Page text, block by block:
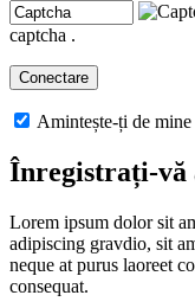
captcha .
Amintește-ți de mine
Înregistrați-vă
Lorem ipsum dolor sit
adipiscing gravdio, sit
neque at purus laoreet
consequat.